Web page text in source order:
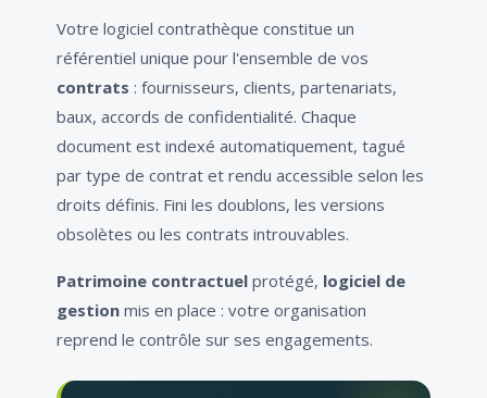
Votre logiciel contrathèque constitue un
référentiel unique pour l'ensemble de vos
contrats : fournisseurs, clients, partenariats,
baux, accords de confidentialité. Chaque
document est indexé automatiquement, tagué
par type de contrat et rendu accessible selon les
droits définis. Fini les doublons, les versions
obsolètes ou les contrats introuvables.
Patrimoine contractuel protégé, logiciel de
gestion mis en place : votre organisation
reprend le contrôle sur ses engagements.